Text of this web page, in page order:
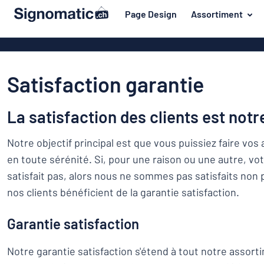
principal Page Design Assortiment
Maison et intérieur
Trafic et véhicules
Badges
Autocollants
Plaques animaux
Plaques en
Lettrages
Autocollants
Banderoles
plus
demandés
Matière
et
boîte
aux
lettres
Maison
et
véhicules
menu
de jouer
Satisfaction garantie
La satisfaction des clients est
Notre objectif principal est que vous puissiez faire vos
en toute sérénité. Si, pour une raison ou une autre,
satisfait pas, alors nous ne sommes pas satisfaits non
nos clients bénéficient de la garantie satisfaction.
Garantie satisfaction
Notre garantie satisfaction s'étend à tout notre